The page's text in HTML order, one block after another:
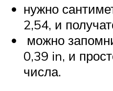
нужно
2,54, и
можно
0,39 in, и
числа.